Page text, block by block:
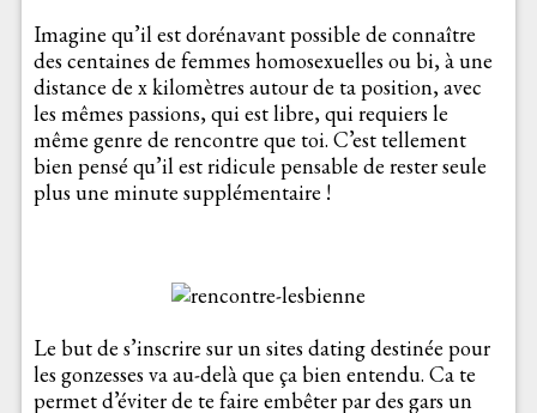
Imagine qu’il est dorénavant possible de connaître
des centaines de femmes homosexuelles ou bi, à une
distance de x kilomètres autour de ta position, avec
les mêmes passions, qui est libre, qui requiers le
même genre de rencontre que toi. C’est tellement
bien pensé qu’il est ridicule pensable de rester seule
plus une minute supplémentaire !
Le but de s’inscrire sur un sites dating destinée pour
les gonzesses va au-delà que ça bien entendu. Ca te
permet d’éviter de te faire embêter par des gars un